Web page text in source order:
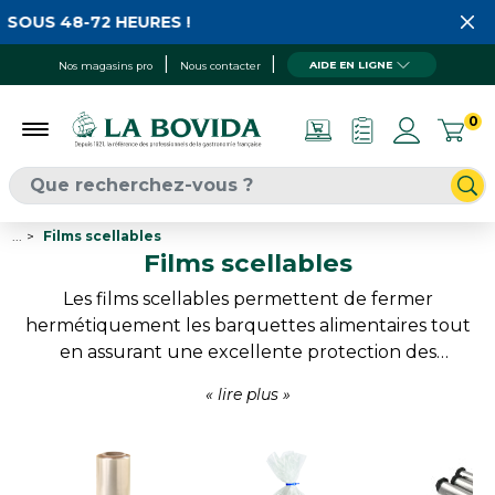
Nos magasins pro Nous contacter AIDE EN LIGNE
0
48-72 HEURES !
Films scellables
Films scellables
Les films scellables permettent de fermer
hermétiquement les barquettes alimentaires tout
en assurant une excellente protection des
cuisinés, viandes et produits traiteur, ils
garantissant une présentation professionnelle. Les
différentes technologies de scellage répondent